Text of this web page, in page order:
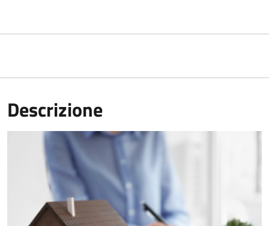
Descrizione